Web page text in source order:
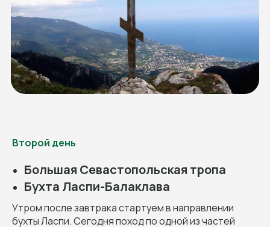
Второй день
Большая Севастопольская тропа
Бухта Ласпи-Балаклава
Утром после завтрака стартуем в направлении
бухты Ласпи. Сегодня поход по одной из частей